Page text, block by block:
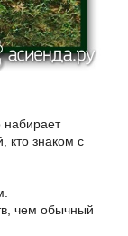
набирает
кто знаком с
чем обычный